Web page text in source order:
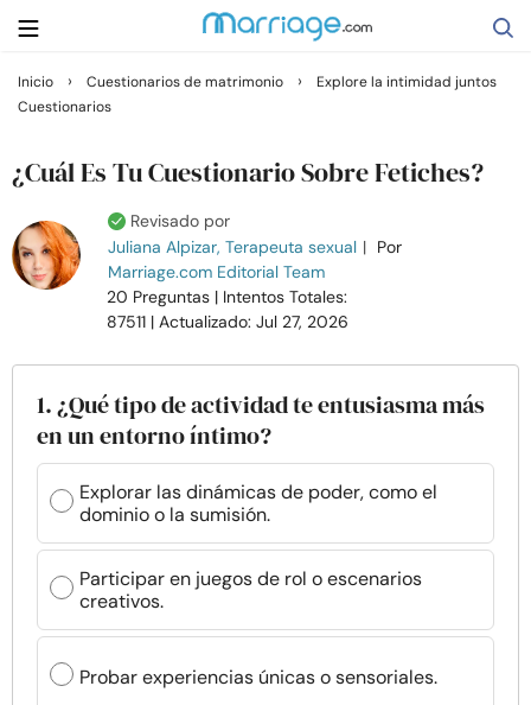
Buscar
Relaciones
Ayuda
Cursos
Recursos
Comunidad
Encuentra un terapeuta
Inicio › Cuestionarios de matrimonio ›
Explore la intimidad juntos
Cuestionarios
¿Cuál Es Tu Cuestionario Sobre Fetiches?
Revisado por
Juliana Alpizar, Terapeuta sexual | Por
Marriage.com Editorial Team
20 Preguntas | Intentos Totales:
87511 | Actualizado: Jul 27, 2026
1. ¿Qué tipo de actividad te entusiasma más
en un entorno íntimo?
Explorar las dinámicas de poder, como el
dominio o la sumisión.
Participar en juegos de rol o escenarios
creativos.
Probar experiencias únicas o sensoriales.